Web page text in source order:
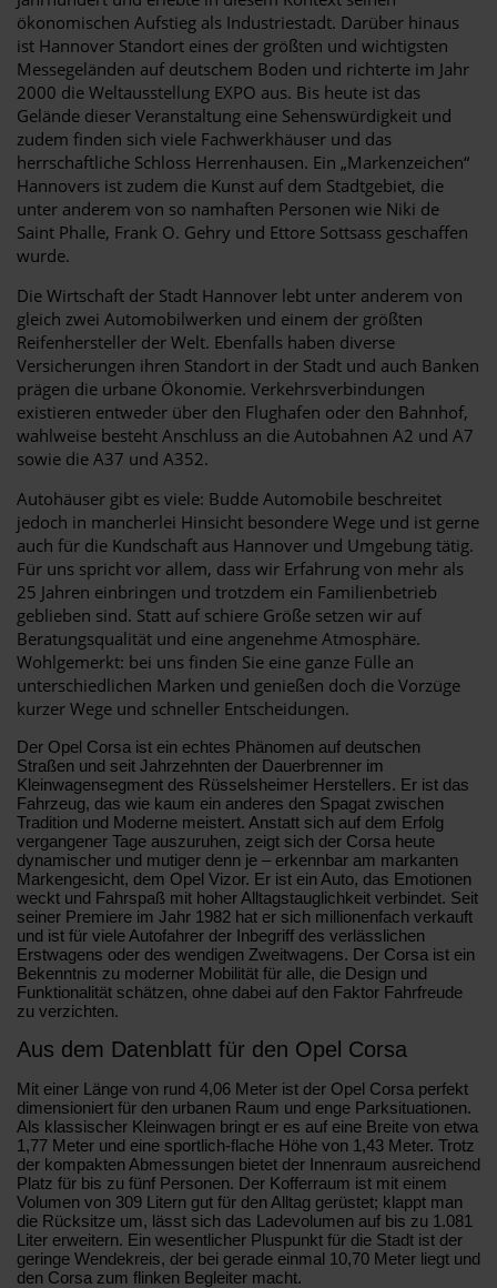
ökonomischen Aufstieg als Industriestadt. Darüber hinaus
ist Hannover Standort eines der größten und wichtigsten
Messegeländen auf deutschem Boden und richterte im Jahr
2000 die Weltausstellung EXPO aus. Bis heute ist das
Gelände dieser Veranstaltung eine Sehenswürdigkeit und
zudem finden sich viele Fachwerkhäuser und das
herrschaftliche Schloss Herrenhausen. Ein „Markenzeichen“
Hannovers ist zudem die Kunst auf dem Stadtgebiet, die
unter anderem von so namhaften Personen wie Niki de
Saint Phalle, Frank O. Gehry und Ettore Sottsass geschaffen
wurde.
Die Wirtschaft der Stadt Hannover lebt unter anderem von
gleich zwei Automobilwerken und einem der größten
Reifenhersteller der Welt. Ebenfalls haben diverse
Versicherungen ihren Standort in der Stadt und auch Banken
prägen die urbane Ökonomie. Verkehrsverbindungen
existieren entweder über den Flughafen oder den Bahnhof,
wahlweise besteht Anschluss an die Autobahnen A2 und A7
sowie die A37 und A352.
Autohäuser gibt es viele: Budde Automobile beschreitet
jedoch in mancherlei Hinsicht besondere Wege und ist gerne
auch für die Kundschaft aus Hannover und Umgebung tätig.
Für uns spricht vor allem, dass wir Erfahrung von mehr als
25 Jahren einbringen und trotzdem ein Familienbetrieb
geblieben sind. Statt auf schiere Größe setzen wir auf
Beratungsqualität und eine angenehme Atmosphäre.
Wohlgemerkt: bei uns finden Sie eine ganze Fülle an
unterschiedlichen Marken und genießen doch die Vorzüge
kurzer Wege und schneller Entscheidungen.
Der Opel Corsa ist ein echtes Phänomen auf deutschen
Straßen und seit Jahrzehnten der Dauerbrenner im
Kleinwagensegment des Rüsselsheimer Herstellers. Er ist das
Fahrzeug, das wie kaum ein anderes den Spagat zwischen
Tradition und Moderne meistert. Anstatt sich auf dem Erfolg
vergangener Tage auszuruhen, zeigt sich der Corsa heute
dynamischer und mutiger denn je – erkennbar am markanten
Markengesicht, dem Opel Vizor. Er ist ein Auto, das Emotionen
weckt und Fahrspaß mit hoher Alltagstauglichkeit verbindet. Seit
seiner Premiere im Jahr 1982 hat er sich millionenfach verkauft
und ist für viele Autofahrer der Inbegriff des verlässlichen
Erstwagens oder des wendigen Zweitwagens. Der Corsa ist ein
Bekenntnis zu moderner Mobilität für alle, die Design und
Funktionalität schätzen, ohne dabei auf den Faktor Fahrfreude
zu verzichten.
Aus dem Datenblatt für den Opel Corsa
Mit einer Länge von rund 4,06 Meter ist der Opel Corsa perfekt
dimensioniert für den urbanen Raum und enge Parksituationen.
Als klassischer Kleinwagen bringt er es auf eine Breite von etwa
1,77 Meter und eine sportlich-flache Höhe von 1,43 Meter. Trotz
der kompakten Abmessungen bietet der Innenraum ausreichend
Platz für bis zu fünf Personen. Der Kofferraum ist mit einem
Volumen von 309 Litern gut für den Alltag gerüstet; klappt man
die Rücksitze um, lässt sich das Ladevolumen auf bis zu 1.081
Liter erweitern. Ein wesentlicher Pluspunkt für die Stadt ist der
geringe Wendekreis, der bei gerade einmal 10,70 Meter liegt und
den Corsa zum flinken Begleiter macht.